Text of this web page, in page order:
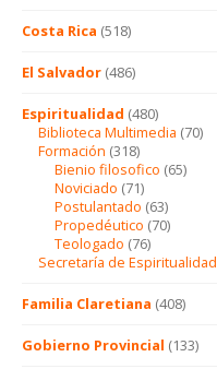
Costa Rica (518)
El Salvador (486)
Espiritualidad (480)
Biblioteca Multimedia (70)
Formación (318)
Bienio filosofico (65)
Noviciado (71)
Postulantado (63)
Propedéutico (70)
Teologado (76)
Secretaría de Espiritualidad
Familia Claretiana (408)
Gobierno Provincial (133)